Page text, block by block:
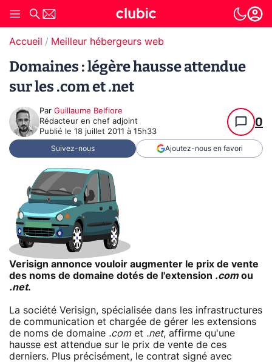
Accueil Meilleur hébergeurs web
Domaines : légère hausse attendue
sur les .com et .net
Par Guillaume Belfiore
Rédacteur en chef adjoint
Publié le 18 juillet 2011 à 15h33
0
Suivez-nous Ajoutez-nous en favori
Verisign annonce vouloir augmenter le prix de vente
des noms de domaine dotés de l'extension .comou
.net.
La société Verisign, spécialisée dans les infrastructures
de communication et chargée de gérer les extensions
de noms de domaine .comet .net, affirme qu'une
hausse est attendue sur le prix de vente de ces
derniers. Plus précisément, le contrat signé avec